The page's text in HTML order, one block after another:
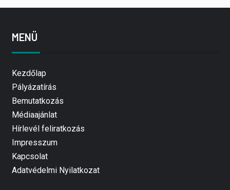
MENÜ
Kezdőlap
Pályázatírás
Bemutatkozás
Médiaajánlat
Hírlevél feliratkozás
Impresszum
Kapcsolat
Adatvédelmi Nyilatkozat